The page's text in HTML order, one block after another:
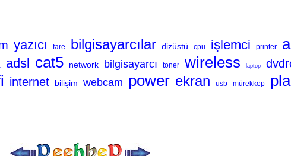
yazıcı fare bilgisayarcılar dizüstü cpu işlemci printer
adsl cat5 network bilgisayarcı toner wireless laptop
internet bilişim webcam power ekran usb mürekkep